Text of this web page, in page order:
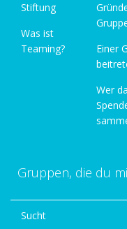
Stiftung
Was ist
Teaming?
Einer
Wer
Gruppen, die du
Sucht